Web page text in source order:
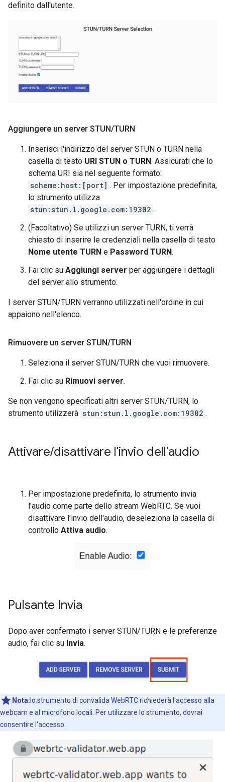
definito dall'utente.
Aggiungere un server STUN/TURN
Inserisci l'indirizzo del server STUN o TURN nella
casella di testo URI STUN o TURN. Assicurati che lo
schema URI sia nel seguente formato:
scheme:host:[port] . Per impostazione predefinita,
lo strumento utilizza
stun:stun.l.google.com:19302 .
(Facoltativo) Se utilizzi un server TURN, ti verrà
chiesto di inserire le credenziali nella casella di testo
Nome utente TURN e Password TURN.
Fai clic su Aggiungi server per aggiungere i dettagli
del server allo strumento.
I server STUN/TURN verranno utilizzati nell'ordine in cui
appaiono nell'elenco.
Rimuovere un server STUN/TURN
Seleziona il server STUN/TURN che vuoi rimuovere.
Fai clic su Rimuovi server.
Se non vengono specificati altri server STUN/TURN, lo
strumento utilizzerà stun:stun.l.google.com:19302 .
Attivare/disattivare l'invio dell'audio
Per impostazione predefinita, lo strumento invia
l'audio come parte dello stream WebRTC. Se vuoi
disattivare l'invio dell'audio, deseleziona la casella di
controllo Attiva audio.
Pulsante Invia
Dopo aver confermato i server STUN/TURN e le preferenze
audio, fai clic su Invia.
Nota: lo strumento di convalida WebRTC richiederà l'accesso alla
webcam e al microfono locali. Per utilizzare lo strumento, dovrai
consentire l'accesso.